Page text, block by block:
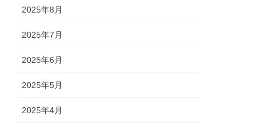
2025年8月
2025年7月
2025年6月
2025年5月
2025年4月